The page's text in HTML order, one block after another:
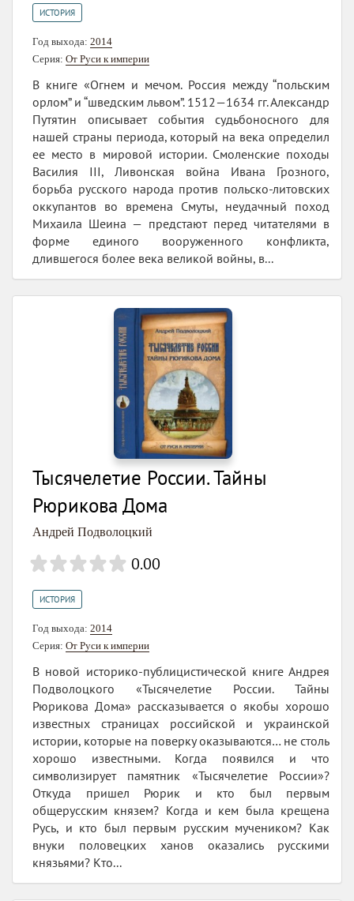
ИСТОРИЯ
Год выхода: 2014
Серия: От Руси к империи
В книге «Огнем и мечом. Россия между “польским
орлом” и “шведским львом”. 1512—1634 гг. Александр
Путятин описывает события судьбоносного для
нашей страны периода, который на века определил
ее место в мировой истории. Смоленские походы
Василия III, Ливонская война Ивана Грозного,
борьба русского народа против польско-литовских
оккупантов во времена Смуты, неудачный поход
Михаила Шеина — предстают перед читателями в
форме единого вооруженного конфликта,
длившегося более века великой войны, в...
Тысячелетие России. Тайны
Рюрикова Дома
Андрей Подволоцкий
0.00
ИСТОРИЯ
Год выхода: 2014
Серия: От Руси к империи
В новой историко-публицистической книге Андрея
Подволоцкого «Тысячелетие России. Тайны
Рюрикова Дома» рассказывается о якобы хорошо
известных страницах российской и украинской
истории, которые на поверку оказываются… не столь
хорошо известными. Когда появился и что
символизирует памятник «Тысячелетие России»?
Откуда пришел Рюрик и кто был первым
общерусским князем? Когда и кем была крещена
Русь, и кто был первым русским мучеником? Как
внуки половецких ханов оказались русскими
князьями? Кто...